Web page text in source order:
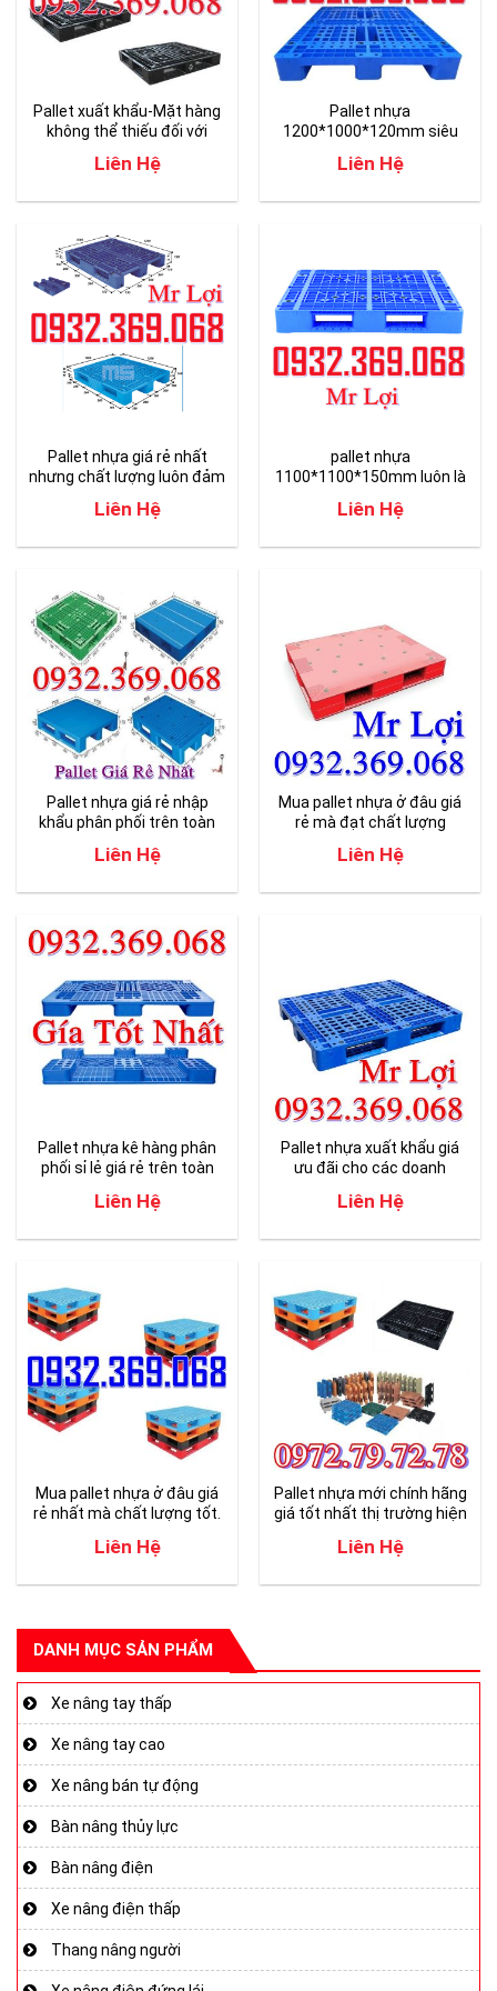
DANH MỤC SẢN PHẨM
Xe nâng tay thấp
Xe nâng tay cao
Xe nâng bán tự động
Bàn nâng thủy lực
Bàn nâng điện
Xe nâng điện thấp
Thang nâng người
Pallet xuất khẩu-Mặt hàng
không thể thiếu đối với
Liên Hệ
Pallet nhựa
1200*1000*120mm siêu
Liên Hệ
Pallet nhựa giá rẻ nhất
nhưng chất lượng luôn đảm
Liên Hệ
pallet nhựa
1100*1100*150mm luôn là
Liên Hệ
Pallet nhựa giá rẻ nhập
khẩu phân phối trên toàn
Liên Hệ
Mua pallet nhựa ở đâu giá
rẻ mà đạt chất lượng
Liên Hệ
Pallet nhựa kê hàng phân
phối sỉ lẻ giá rẻ trên toàn
Liên Hệ
Pallet nhựa xuất khẩu giá
ưu đãi cho các doanh
Liên Hệ
Mua pallet nhựa ở đâu giá
rẻ nhất mà chất lượng tốt.
Liên Hệ
Pallet nhựa mới chính hãng
giá tốt nhất thị trường hiện
Liên Hệ